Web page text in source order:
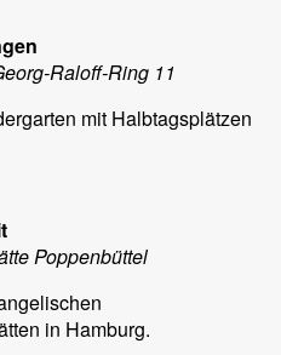
Raloff-Ring 11
mit Halbtagsplätzen
Poppenbüttel
in Hamburg.